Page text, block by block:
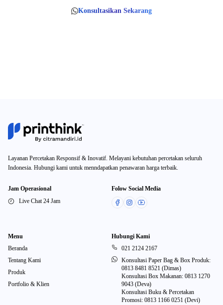
Konsultasikan Sekarang
Layanan Percetakan Responsif & Inovatif. Melayani kebutuhan percetakan seluruh
Indonesia. Hubungi kami untuk menndapatkan penawaran harga terbaik.
Jam Operasional
Live Chat 24 Jam
Folow Social Media
Menu
Beranda
Tentang Kami
Produk
Portfolio & Klien
Hubungi Kami
021 2124 2167
Konsultasi Paper Bag & Box Produk:
0813 8481 8521 (Dimas)
Konsultasi Box Makanan: 0813 1270
9043 (Deva)
Konsultasi Buku & Percetakan
Promosi: 0813 1166 0251 (Devi)